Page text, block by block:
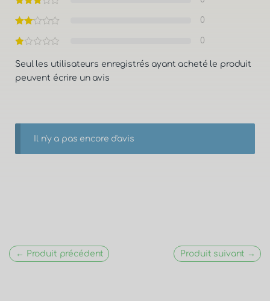
0
0
Seul les utilisateurs enregistrés ayant acheté le produit
peuvent écrire un avis
Il n'y a pas encore d'avis
← Produit précédent Produit suivant →